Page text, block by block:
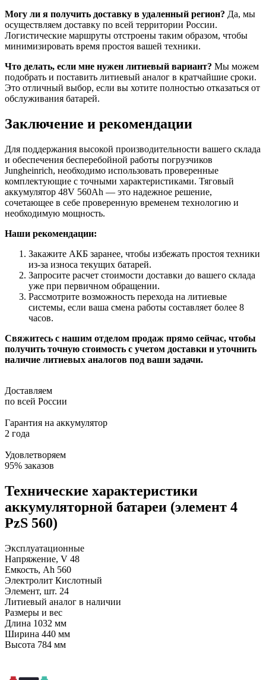
Могу ли я получить доставку в удаленный регион? Да, мы
осуществляем доставку по всей территории России.
Логистические маршруты отстроены таким образом, чтобы
минимизировать время простоя вашей техники.
Что делать, если мне нужен литиевый вариант? Мы можем
подобрать и поставить литиевый аналог в кратчайшие сроки.
Это отличный выбор, если вы хотите полностью отказаться от
обслуживания батарей.
Заключение и рекомендации
Для поддержания высокой производительности вашего склада
и обеспечения бесперебойной работы погрузчиков
Jungheinrich, необходимо использовать проверенные
комплектующие с точными характеристиками. Тяговый
аккумулятор 48V 560Ah — это надежное решение,
сочетающее в себе проверенную временем технологию и
необходимую мощность.
Наши рекомендации:
Закажите АКБ заранее, чтобы избежать простоя техники
из-за износа текущих батарей.
Запросите расчет стоимости доставки до вашего склада
уже при первичном обращении.
Рассмотрите возможность перехода на литиевые
системы, если ваша смена работы составляет более 8
часов.
Свяжитесь с нашим отделом продаж прямо сейчас, чтобы
получить точную стоимость с учетом доставки и уточнить
наличие литиевых аналогов под ваши задачи.
Доставляем
по всей России
Гарантия на аккумулятор
2 года
Удовлетворяем
95% заказов
Технические характеристики
аккумуляторной батареи (элемент 4
PzS 560)
Эксплуатационные
Напряжение, V 48
Емкость, Ah 560
Электролит Кислотный
Элемент, шт. 24
Литиевый аналог в наличии
Размеры и вес
Длина 1032 мм
Ширина 440 мм
Высота 784 мм